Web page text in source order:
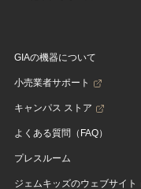
GIAの機器について
小売業者サポート
キャンパス ストア
よくある質問（FAQ）
プレスルーム
ジェムキッズのウェブサイト